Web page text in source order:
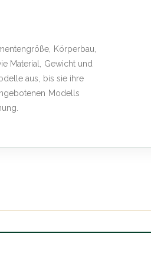
Körperbau,
Material, Gewicht und
aus, bis sie ihre
Modells